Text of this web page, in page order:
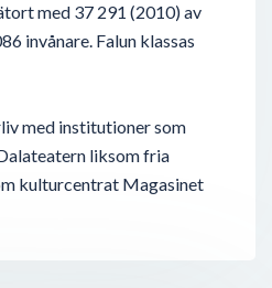
med 37 291 (2010) av
invånare. Falun klassas
med institutioner som
liksom fria
kulturcentrat Magasinet